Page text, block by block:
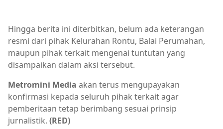
Hingga berita ini diterbitkan, belum ada keterangan
resmi dari pihak Kelurahan Rontu, Balai Perumahan,
maupun pihak terkait mengenai tuntutan yang
disampaikan dalam aksi tersebut.
Metromini Media akan terus mengupayakan
konfirmasi kepada seluruh pihak terkait agar
pemberitaan tetap berimbang sesuai prinsip
jurnalistik. (RED)